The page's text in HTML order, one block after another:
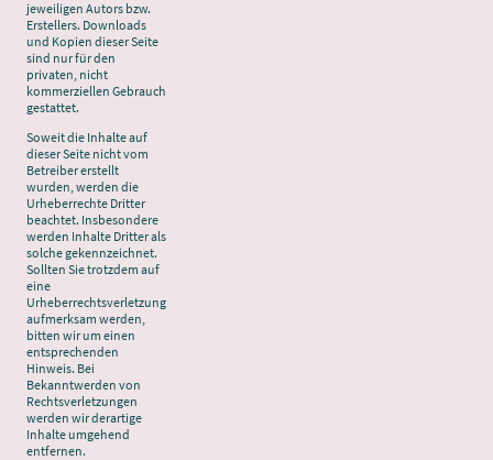
jeweiligen Autors bzw.
Erstellers. Downloads
und Kopien dieser Seite
sind nur für den
privaten, nicht
kommerziellen Gebrauch
gestattet.
Soweit die Inhalte auf
dieser Seite nicht vom
Betreiber erstellt
wurden, werden die
Urheberrechte Dritter
beachtet. Insbesondere
werden Inhalte Dritter als
solche gekennzeichnet.
Sollten Sie trotzdem auf
eine
Urheberrechtsverletzung
aufmerksam werden,
bitten wir um einen
entsprechenden
Hinweis. Bei
Bekanntwerden von
Rechtsverletzungen
werden wir derartige
Inhalte umgehend
entfernen.